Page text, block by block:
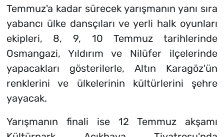
Temmuz'a kadar sürecek yarışmanın yanı sıra
yabancı ülke dansçıları ve yerli halk oyunları
ekipleri, 8, 9, 10 Temmuz tarihlerinde
Osmangazi, Yıldırım ve Nilüfer ilçelerinde
yapacakları gösterilerle, Altın Karagöz'ün
renklerini ve ülkelerinin kültürlerini şehre
yayacak.
Yarışmanın finali ise 12 Temmuz akşamı